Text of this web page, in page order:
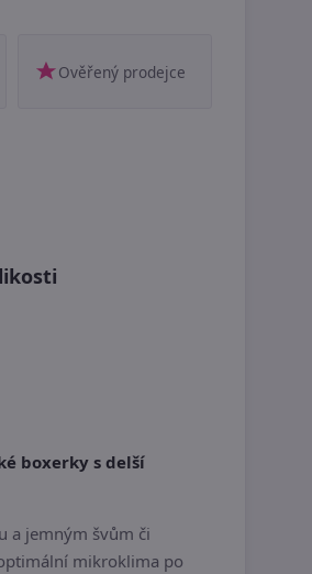
Ověřený prodejce
boxerky s delší
a jemným švům či
mikroklima po